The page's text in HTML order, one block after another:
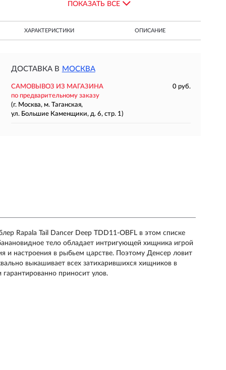
ПОКАЗАТЬ ВСЕ
ХАРАКТЕРИСТИКИ ОПИСАНИЕ
ДОСТАВКА В МОСКВА
САМОВЫВОЗ ИЗ МАГАЗИНА
0 руб.
по предварительному заказу
(г. Москва, м. Таганская,
ул. Большие Каменщики, д. 6, стр. 1)
Rapala Tail Dancer Deep TDD11-OBFL в этом списке
тело обладает интригующей хищника игрой
и настроения в рыбьем царстве. Поэтому Денсер ловит
выкашивает всех затихарившихся хищников в
приносит улов.